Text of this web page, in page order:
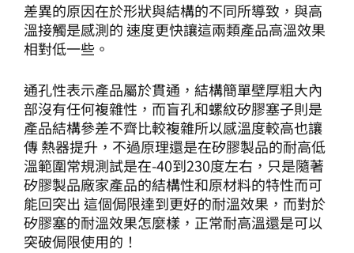
差異的原因在於形狀與結構的不同所導致，與高
溫接觸是感測的 速度更快讓這兩類產品高溫效果
相對低一些。
通孔性表示產品屬於貫通，結構簡單壁厚粗大內
部沒有任何複雜性，而盲孔和螺紋矽膠塞子則是
產品結構參差不齊比較複雜所以感溫度較高也讓
傳 熱器提升，不過原理還是在矽膠製品的耐高低
溫範圍常規測試是在-40到230度左右，只是隨著
矽膠製品廠家產品的結構性和原材料的特性而可
能回突出 這個侷限達到更好的耐溫效果，而對於
矽膠塞的耐溫效果怎麼樣，正常耐高溫還是可以
突破侷限使用的！